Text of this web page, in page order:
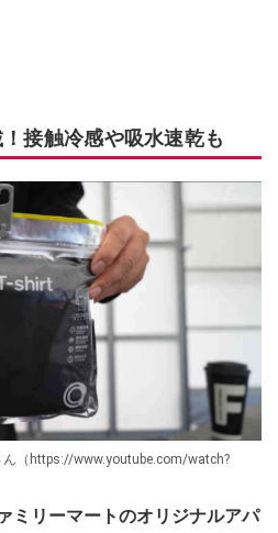
接触冷感や吸水速乾も
（https://www.youtube.com/watch?
ミリーマートのオリジナルアパ